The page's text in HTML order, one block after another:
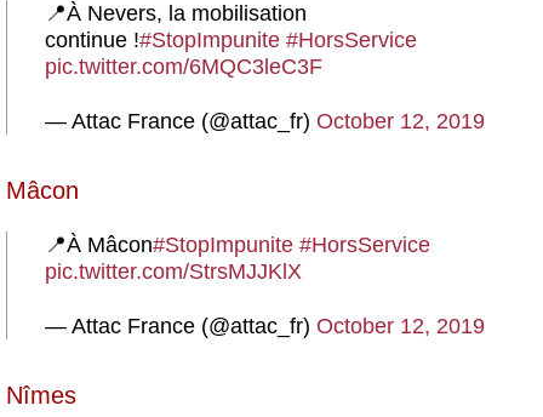
📍À Nevers, la mobilisation
continue !#StopImpunite #HorsService
pic.twitter.com/6MQC3leC3F
— Attac France (@attac_fr) October 12, 2019
Mâcon
📍À Mâcon#StopImpunite #HorsService
pic.twitter.com/StrsMJJKlX
— Attac France (@attac_fr) October 12, 2019
Nîmes